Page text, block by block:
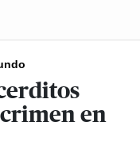
crimen en